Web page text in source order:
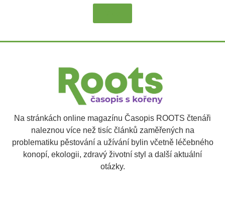
Na stránkách online magazínu Časopis ROOTS čtenáři
naleznou více než tisíc článků zaměřených na
problematiku pěstování a užívání bylin včetně léčebného
konopí, ekologii, zdravý životní styl a další aktuální
otázky.